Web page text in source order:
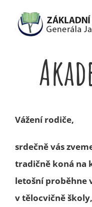
Vážení rodiče,
srdečně vás
tradičně koná na
letošní proběhne
v tělocvičně